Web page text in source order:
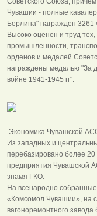
Чувашии - полные
Берлина" награжден 3261
Высоко оценен и труд
промышленности,
орденов и медалей
награждены медалью "За
войне 1941-1945 гг".
Экономика Чувашской
Из западных и
перебазировано более
предприятия Чувашской
знамя ГКО.
На всенародно
«Комсомол Чувашии», на
вагоноремонтного